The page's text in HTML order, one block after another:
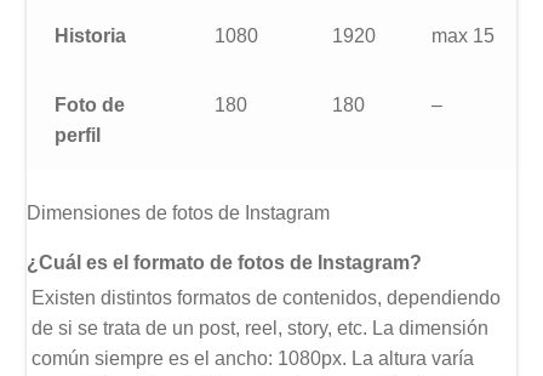
Historia 1080 1920 max 15
Foto de
perfil
180 180 –
Dimensiones de fotos de Instagram
¿Cuál es el formato de fotos de Instagram?
Existen distintos formatos de contenidos, dependiendo
de si se trata de un post, reel, story, etc. La dimensión
común siempre es el ancho: 1080px. La altura varía